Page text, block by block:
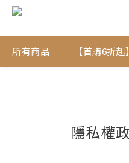
所有商品 【首購6折
隱私權